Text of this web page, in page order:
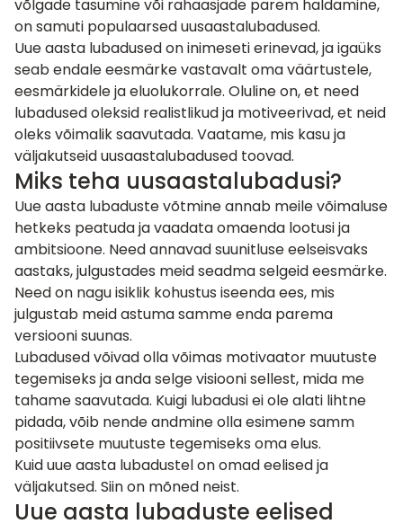
võlgade tasumine või rahaasjade parem haldamine,
on samuti populaarsed uusaastalubadused.
Uue aasta lubadused on inimeseti erinevad, ja igaüks
seab endale eesmärke vastavalt oma väärtustele,
eesmärkidele ja eluolukorrale. Oluline on, et need
lubadused oleksid realistlikud ja motiveerivad, et neid
oleks võimalik saavutada. Vaatame, mis kasu ja
väljakutseid uusaastalubadused toovad.
Miks teha uusaastalubadusi?
Uue aasta lubaduste võtmine annab meile võimaluse
hetkeks peatuda ja vaadata omaenda lootusi ja
ambitsioone. Need annavad suunitluse eelseisvaks
aastaks, julgustades meid seadma selgeid eesmärke.
Need on nagu isiklik kohustus iseenda ees, mis
julgustab meid astuma samme enda parema
versiooni suunas.
Lubadused võivad olla võimas motivaator muutuste
tegemiseks ja anda selge visiooni sellest, mida me
tahame saavutada. Kuigi lubadusi ei ole alati lihtne
pidada, võib nende andmine olla esimene samm
positiivsete muutuste tegemiseks oma elus.
Kuid uue aasta lubadustel on omad eelised ja
väljakutsed. Siin on mõned neist.
Uue aasta lubaduste eelised